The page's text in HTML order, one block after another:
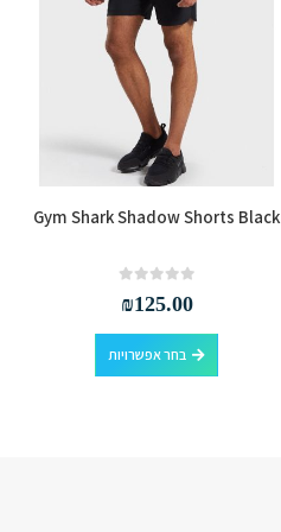
Gym Shark Shadow Shorts Black
₪125.00
בחר אפשרויות
למוצר זה יש מספר סוגים. ניתן לבחור את האפשרויות בעמוד המוצר